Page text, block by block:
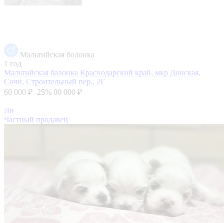
Мальтийская болонка
1 год
Мальтийская балонка Краснодарский край, мкр Донская,
Сочи, Строительный пер., 2Г
60 000 ₽ -25% 80 000 ₽
Ли
Частный продавец